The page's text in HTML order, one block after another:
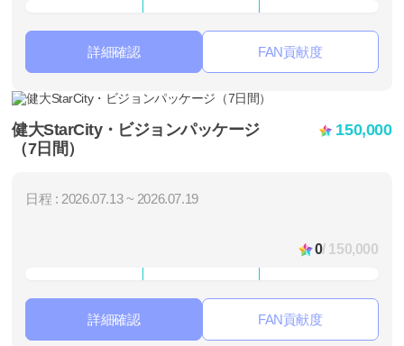
詳細確認 FAN貢献度
健大StarCity・ビジョンパッケージ
（7日間）
150,000
日程 : 2026.07.13 ~ 2026.07.19
0/ 150,000
詳細確認 FAN貢献度